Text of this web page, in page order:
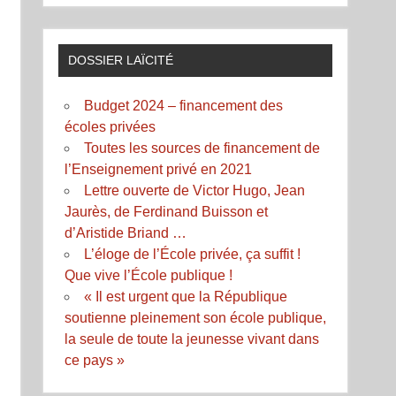
DOSSIER LAÏCITÉ
Budget 2024 – financement des
écoles privées
Toutes les sources de financement de
l’Enseignement privé en 2021
Lettre ouverte de Victor Hugo, Jean
Jaurès, de Ferdinand Buisson et
d’Aristide Briand …
L’éloge de l’École privée, ça suffit !
Que vive l’École publique !
« Il est urgent que la République
soutienne pleinement son école publique,
la seule de toute la jeunesse vivant dans
ce pays »